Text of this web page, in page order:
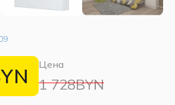
Цена
1 728BYN